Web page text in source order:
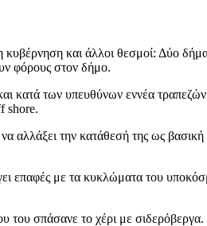
και άλλοι θεσμοί: Δύο
φόρους στον δήμο.
των υπευθύνων εννέα
shore.
την κατάθεσή της ως
επαφές με τα κυκλώματα του
του σπάσανε το χέρι με σιδερόβεργα.